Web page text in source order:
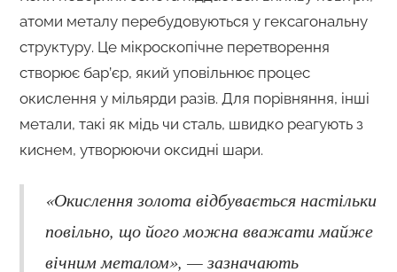
атоми металу перебудовуються у гексагональну
структуру. Це мікроскопічне перетворення
створює бар’єр, який уповільнює процес
окислення у мільярди разів. Для порівняння, інші
метали, такі як мідь чи сталь, швидко реагують з
киснем, утворюючи оксидні шари.
«Окислення золота відбувається настільки
повільно, що його можна вважати майже
вічним металом», — зазначають